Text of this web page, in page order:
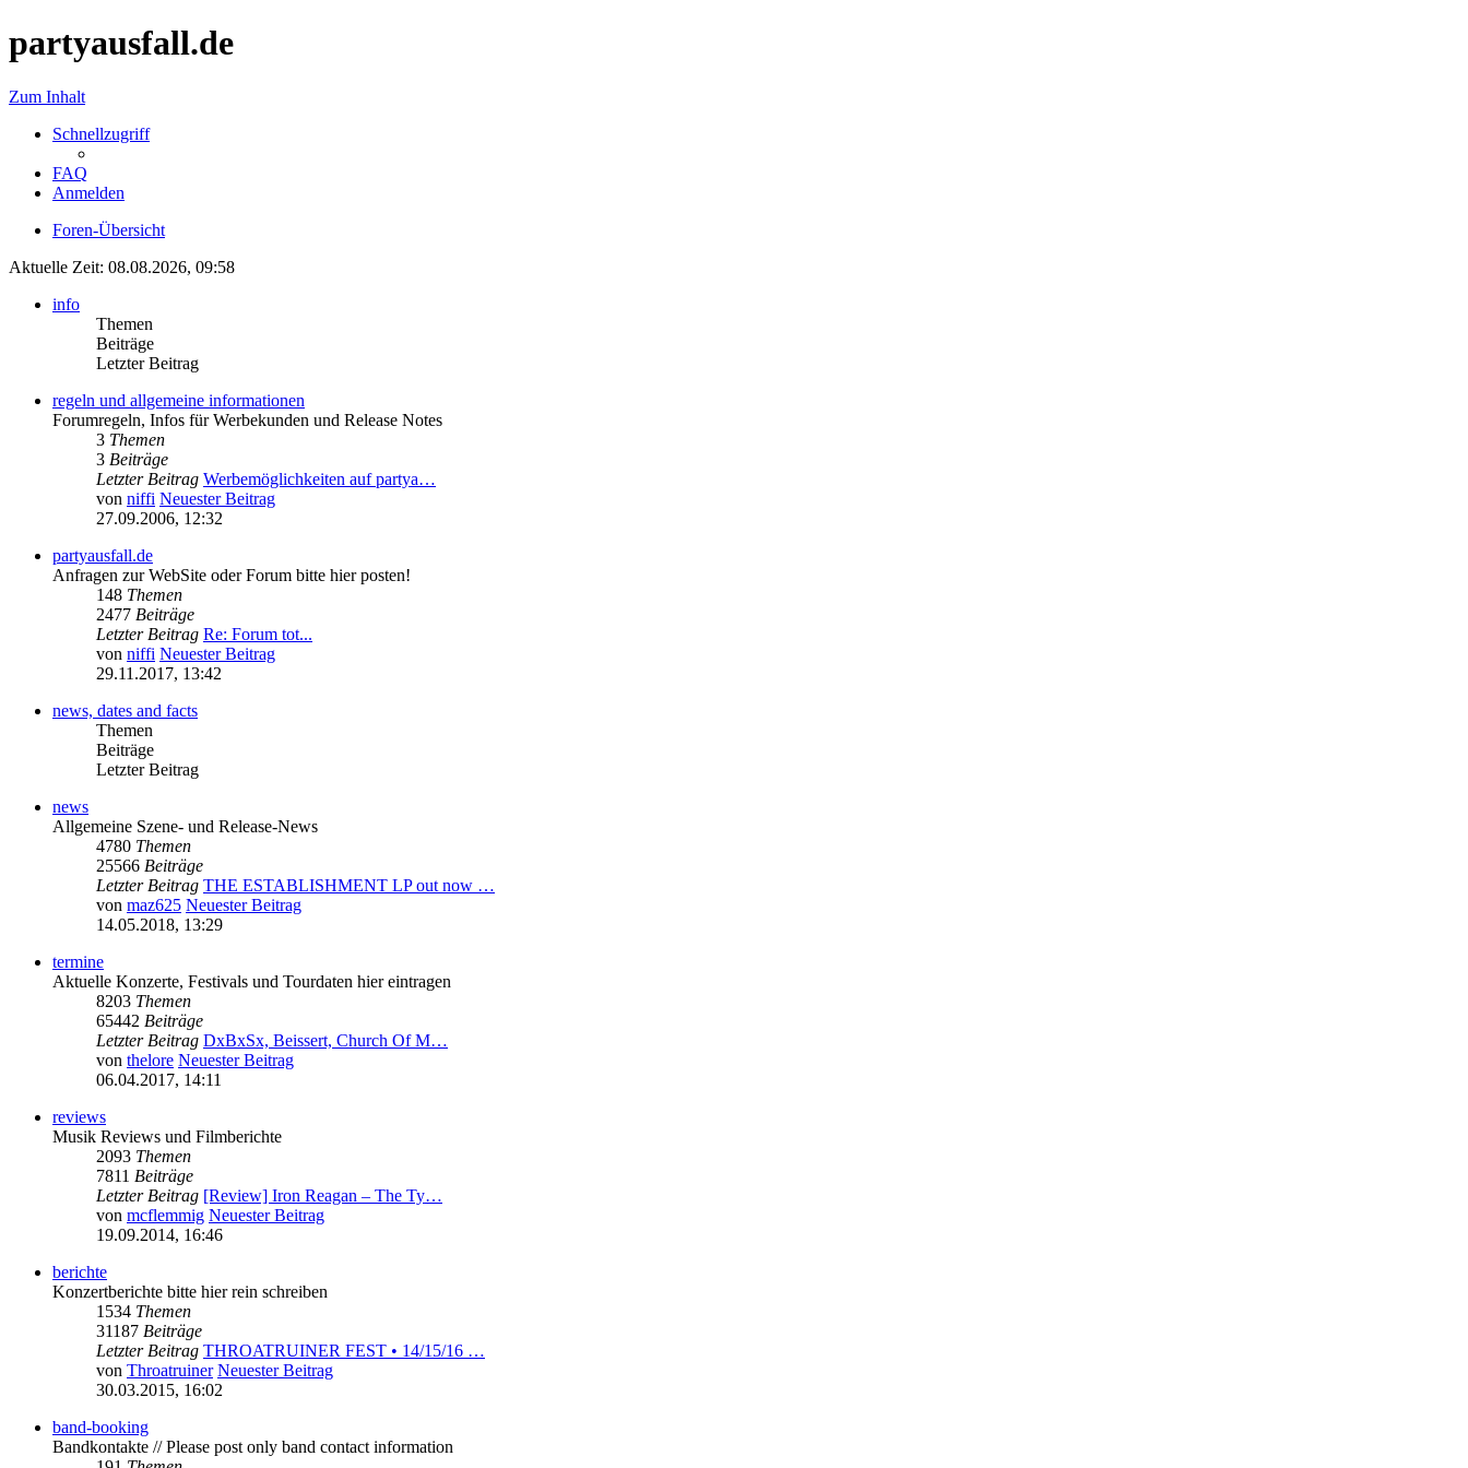
partyausfall.de
Zum Inhalt
Schnellzugriff
FAQ
Anmelden
Foren-Übersicht
Aktuelle Zeit: 08.08.2026, 09:58
info
Themen
Beiträge
Letzter Beitrag
regeln und allgemeine informationen
Forumregeln, Infos für Werbekunden und Release Notes
3 Themen
3 Beiträge
Letzter Beitrag Werbemöglichkeiten auf partya…
von niffi Neuester Beitrag
27.09.2006, 12:32
partyausfall.de
Anfragen zur WebSite oder Forum bitte hier posten!
148 Themen
2477 Beiträge
Letzter Beitrag Re: Forum tot...
von niffi Neuester Beitrag
29.11.2017, 13:42
news, dates and facts
Themen
Beiträge
Letzter Beitrag
news
Allgemeine Szene- und Release-News
4780 Themen
25566 Beiträge
Letzter Beitrag THE ESTABLISHMENT LP out now …
von maz625 Neuester Beitrag
14.05.2018, 13:29
termine
Aktuelle Konzerte, Festivals und Tourdaten hier eintragen
8203 Themen
65442 Beiträge
Letzter Beitrag DxBxSx, Beissert, Church Of M…
von thelore Neuester Beitrag
06.04.2017, 14:11
reviews
Musik Reviews und Filmberichte
2093 Themen
7811 Beiträge
Letzter Beitrag [Review] Iron Reagan – The Ty…
von mcflemmig Neuester Beitrag
19.09.2014, 16:46
berichte
Konzertberichte bitte hier rein schreiben
1534 Themen
31187 Beiträge
Letzter Beitrag THROATRUINER FEST • 14/15/16 …
von Throatruiner Neuester Beitrag
30.03.2015, 16:02
band-booking
Bandkontakte // Please post only band contact information